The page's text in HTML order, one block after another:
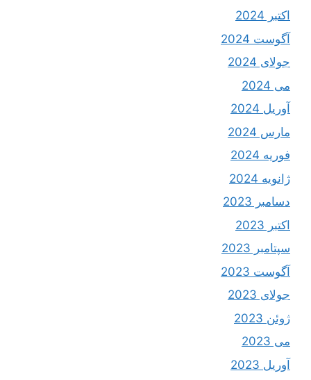
اکتبر 2024
آگوست 2024
جولای 2024
می 2024
آوریل 2024
مارس 2024
فوریه 2024
ژانویه 2024
دسامبر 2023
اکتبر 2023
سپتامبر 2023
آگوست 2023
جولای 2023
ژوئن 2023
می 2023
آوریل 2023